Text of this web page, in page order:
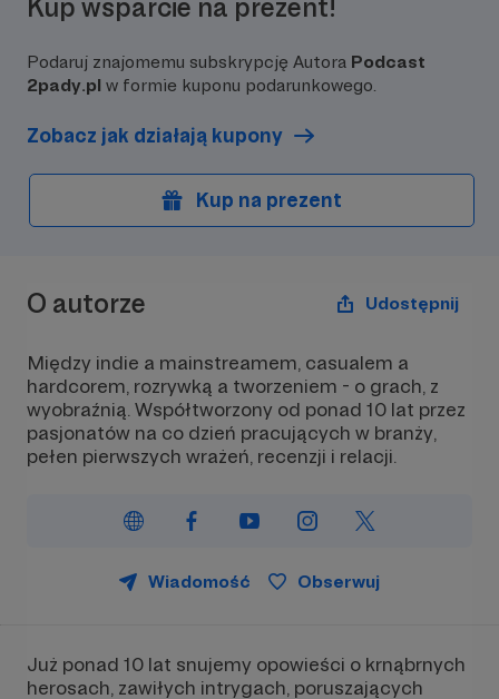
Kup wsparcie na prezent!
Podaruj znajomemu subskrypcję Autora Podcast
2pady.pl w formie kuponu podarunkowego.
Zobacz jak działają kupony
Kup na prezent
O autorze Udostępnij
Między indie a mainstreamem, casualem a
hardcorem, rozrywką a tworzeniem - o grach, z
wyobraźnią. Współtworzony od ponad 10 lat przez
pasjonatów na co dzień pracujących w branży,
pełen pierwszych wrażeń, recenzji i relacji.
Wiadomość Obserwuj
Już ponad 10 lat snujemy opowieści o krnąbrnych
herosach, zawiłych intrygach, poruszających